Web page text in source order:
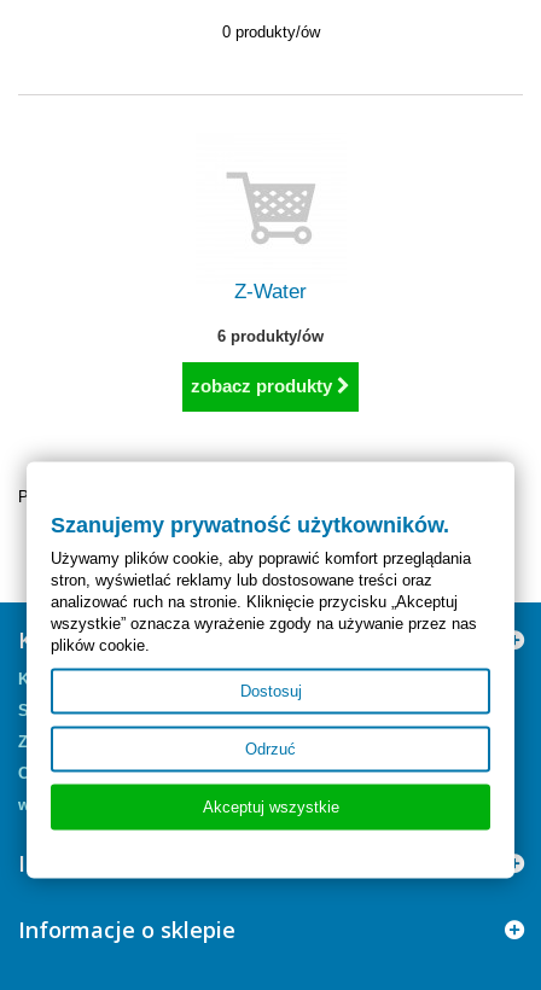
0 produkty/ów
Z-Water
6 produkty/ów
zobacz produkty
Pokazuje 1 - 10 z 10 elementów
Kategorie
Kapsułkowanie
Szampony
Zapachy
Czyszczenie Skór
wspomagacze
Informacja
Informacje o sklepie
Szanujemy prywatność użytkowników.
Używamy plików cookie, aby poprawić komfort przeglądania
stron, wyświetlać reklamy lub dostosowane treści oraz
analizować ruch na stronie. Kliknięcie przycisku „Akceptuj
wszystkie” oznacza wyrażenie zgody na używanie przez nas
plików cookie.
Dostosuj
Odrzuć
Akceptuj wszystkie